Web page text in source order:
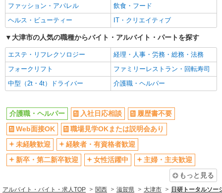
否確認など
時給1450円〜2187円 ＜日払い有/週払い有/交
通費全支給(ガソリン代含む)＞
大津市内 最寄り駅：和邇
キープ 詳細を見る
派遣社員
株式会社kotrio /●KY-H-1991455
ト業務を担当
時給1550円〜2187円 ＜日払い有/週払い有/交
通費全支給(ガソリン代含む)＞
大津市内 最寄り駅：膳所
詳細を見る
未経験歓迎
経験者・有資格者歓迎
新卒・第二新卒歓迎
女性活躍中
主婦・主夫歓迎
フリーター歓迎
学歴不問
ブランクOK
ミドル（40代～）活躍中
エルダー（50代～）活躍中
シニア（60代～）活躍中
昇給あり
週払い
週2～3日勤務OK
時間や曜日が選べる・シフト自由
深夜
禁煙・分煙
残業ほぼなし
転勤なし
登録制
交通費支給
社会保険あり
ファッション・アパレル
飲食・フード
ヘルス・ビューティー
IT・クリエイティブ
大津市の人気の職種からバイト・アルバイト・パートを探す
エステ・リフレクソロジー
経理・人事・労務・総務・法務
フォークリフト
ファミリーレストラン・回転寿司
中型（2t・4t）ドライバー
介護職・ヘルパー
介護職・ヘルパー 入社日応相談
履歴書不要
Web面接OK
職場見学OKまたは説明会あり
未経験歓迎
経験者・有資格者歓迎
新卒・第二新卒歓迎
女性活躍中
主婦・主夫歓迎
もっと見る
アルバイト・バイト・求人TOP 関西 滋賀県 大津市 日研トータルソ